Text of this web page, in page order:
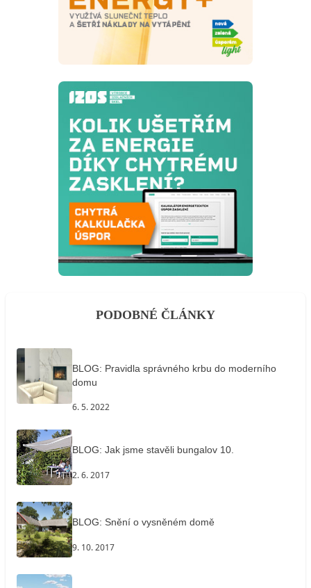
PODOBNÉ ČLÁNKY
BLOG: Pravidla správného krbu do moderního
domu
6. 5. 2022
BLOG: Jak jsme stavěli bungalov 10.
2. 6. 2017
BLOG: Snění o vysněném domě
9. 10. 2017